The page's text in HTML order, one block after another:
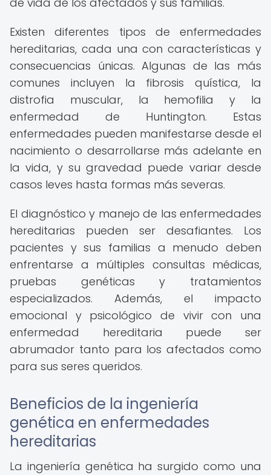
Existen diferentes tipos de enfermedades
hereditarias, cada una con características y
consecuencias únicas. Algunas de las más
comunes incluyen la fibrosis quística, la
distrofia muscular, la hemofilia y la
enfermedad de Huntington. Estas
enfermedades pueden manifestarse desde el
nacimiento o desarrollarse más adelante en
la vida, y su gravedad puede variar desde
casos leves hasta formas más severas.
El diagnóstico y manejo de las enfermedades
hereditarias pueden ser desafiantes. Los
pacientes y sus familias a menudo deben
enfrentarse a múltiples consultas médicas,
pruebas genéticas y tratamientos
especializados. Además, el impacto
emocional y psicológico de vivir con una
enfermedad hereditaria puede ser
abrumador tanto para los afectados como
para sus seres queridos.
Beneficios de la ingeniería
genética en enfermedades
hereditarias
La ingeniería genética ha surgido como una